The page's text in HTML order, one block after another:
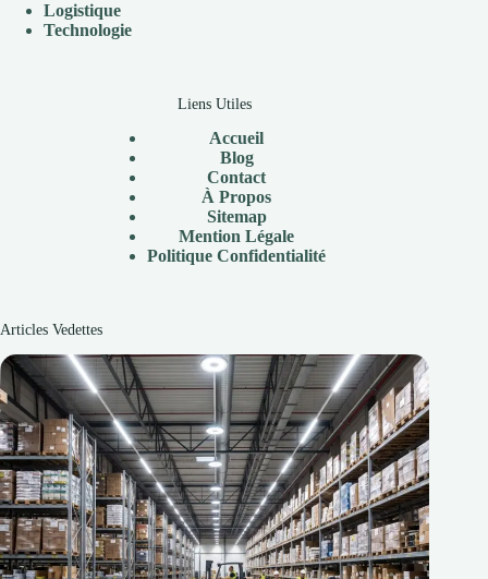
Logistique
Technologie
Liens Utiles
Accueil
Blog
Contact
À Propos
Sitemap
Mention Légale
Politique Confidentialité
Articles Vedettes